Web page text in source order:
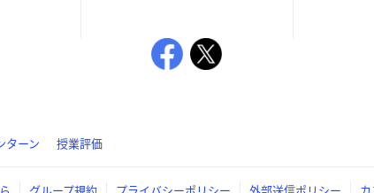
ターン 授業評価